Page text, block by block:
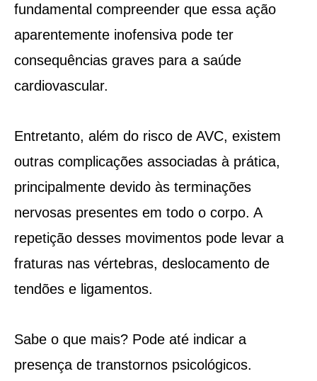
fundamental compreender que essa ação
aparentemente inofensiva pode ter
consequências graves para a saúde
cardiovascular.
Entretanto, além do risco de AVC, existem
outras complicações associadas à prática,
principalmente devido às terminações
nervosas presentes em todo o corpo. A
repetição desses movimentos pode levar a
fraturas nas vértebras, deslocamento de
tendões e ligamentos.
Sabe o que mais? Pode até indicar a
presença de transtornos psicológicos.